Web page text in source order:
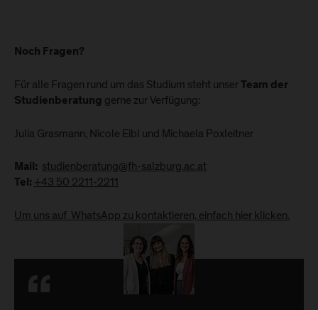
Noch Fragen?
Für alle Fragen rund um das Studium steht unser Team der
Studienberatung gerne zur Verfügung:
Julia Grasmann, Nicole Eibl und Michaela Poxleitner
Mail: studienberatung@fh-salzburg.ac.at
Tel: +43 50 2211-2211
Um uns auf WhatsApp zu kontaktieren, einfach hier klicken.